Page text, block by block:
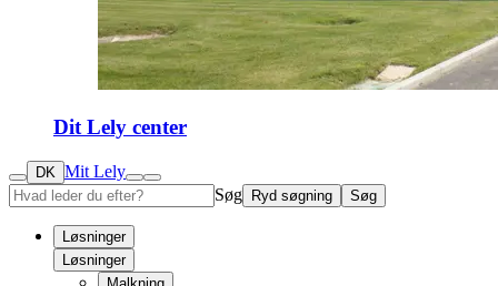
Dit Lely center
DK Mit Lely
Søg
Ryd søgning Søg
Løsninger
Løsninger